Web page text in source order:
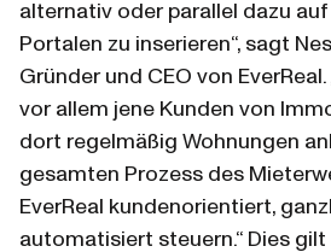
alternativ oder parallel dazu
Portalen zu inserieren“, sagt
Gründer und CEO von
vor allem jene Kunden von
dort regelmäßig Wohnungen
gesamten Prozess des
EverReal kundenorientiert,
automatisiert steuern.“ Dies